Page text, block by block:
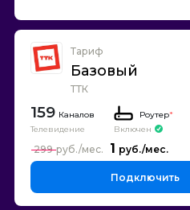
Тариф
Базовый
ТТК
159 Каналов
Телевидение
Роутер*
Включен
1
299
Подключить